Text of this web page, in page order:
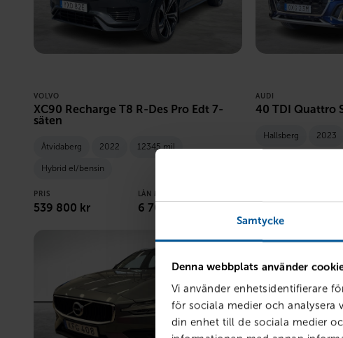
Samtycke
Denna webbplats använder
Vi använder enhetsidentifierare
för sociala medier och analysera
din enhet till de sociala medier
VOLVO
XC90 Recharge T8 R-Des Pro Edt 7-
säten
Åtvidaberg 2022 12345 mil
Hybrid el/bensin
PRIS
539 800 kr
LÅN MED RESTVÄRDE
6 709
AUDI
40 TDI Quattro
Hallsberg 2023